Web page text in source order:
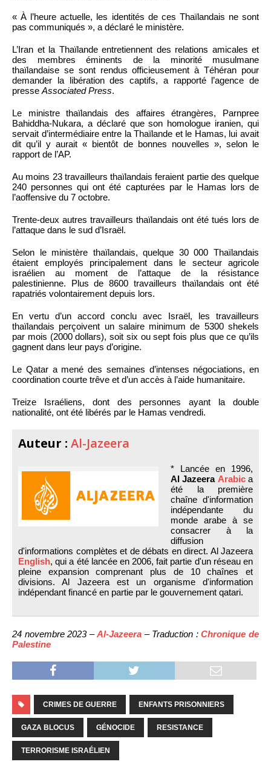
« À l’heure actuelle, les identités de ces Thaïlandais ne sont
pas communiqués », a déclaré le ministère.
L’Iran et la Thaïlande entretiennent des relations amicales et
des membres éminents de la minorité musulmane
thaïlandaise se sont rendus officieusement à Téhéran pour
demander la libération des captifs, a rapporté l’agence de
presse Associated Press.
Le ministre thaïlandais des affaires étrangères, Parnpree
Bahiddha-Nukara, a déclaré que son homologue iranien, qui
servait d’intermédiaire entre la Thaïlande et le Hamas, lui avait
dit qu’il y aurait « bientôt de bonnes nouvelles », selon le
rapport de l’AP.
Au moins 23 travailleurs thaïlandais feraient partie des quelque
240 personnes qui ont été capturées par le Hamas lors de
l’aoffensive du 7 octobre.
Trente-deux autres travailleurs thaïlandais ont été tués lors de
l’attaque dans le sud d’Israël.
Selon le ministère thaïlandais, quelque 30 000 Thaïlandais
étaient employés principalement dans le secteur agricole
israélien au moment de l’attaque de la résistance
palestinienne. Plus de 8600 travailleurs thaïlandais ont été
rapatriés volontairement depuis lors.
En vertu d’un accord conclu avec Israël, les travailleurs
thaïlandais perçoivent un salaire minimum de 5300 shekels
par mois (2000 dollars), soit six ou sept fois plus que ce qu’ils
gagnent dans leur pays d’origine.
Le Qatar a mené des semaines d’intenses négociations, en
coordination courte trêve et d’un accès à l’aide humanitaire.
Treize Israéliens, dont des personnes ayant la double
nationalité, ont été libérés par le Hamas vendredi.
Auteur : Al-Jazeera
* Lancée en 1996,
Al Jazeera Arabica
été la première
chaîne d'information
indépendante du
monde arabe à se
consacrer à la
diffusion
d'informations complètes et de débats en direct. Al Jazeera
English, qui a été lancée en 2006, fait partie d'un réseau en
pleine expansion comprenant plus de 10 chaînes et
divisions. Al Jazeera est un organisme d'information
indépendant financé en partie par le gouvernement qatari.
24 novembre 2023 –Al-Jazeera – Traduction :Chronique de
Palestine
CRIMES DE GUERRE ENFANTS PRISONNIERS
GAZA BLOCUS GÉNOCIDE RESISTANCE
TERRORISME ISRAÉLIEN